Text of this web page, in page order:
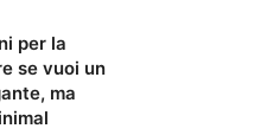
per la
se vuoi un
ma